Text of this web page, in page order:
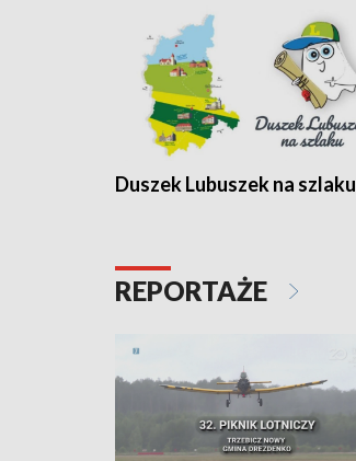
Duszek Lubuszek na szlaku
REPORTAŻE